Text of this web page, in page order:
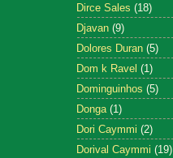
Dirce Sales (18)
Djavan (9)
Dolores Duran (5)
Dom k Ravel (1)
Dominguinhos (5)
Donga (1)
Dori Caymmi (2)
Dorival Caymmi (19)